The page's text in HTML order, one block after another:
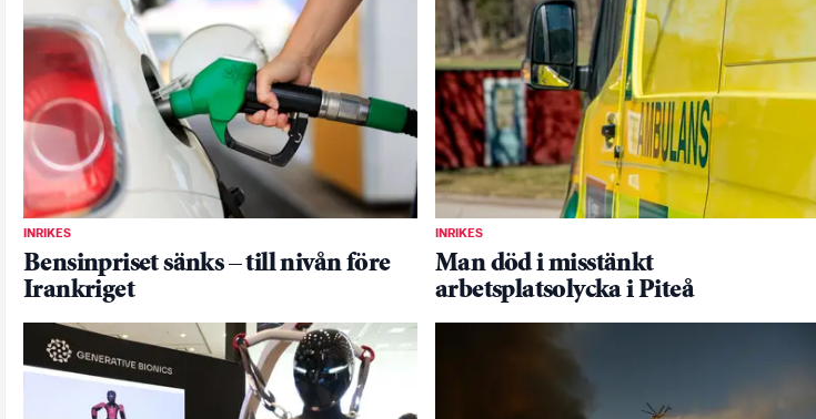
INRIKES
Bensinpriset sänks – till nivån före
Irankriget
INRIKES
Man död i misstänkt
arbetsplatsolycka i Piteå